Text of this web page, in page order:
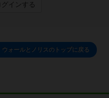
グインする
ォールとノリスのトップに戻る